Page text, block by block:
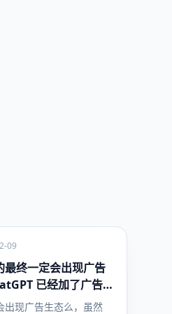
09
最终一定会出现广告
已经加了广告，
局么？
出现广告生态么，虽然